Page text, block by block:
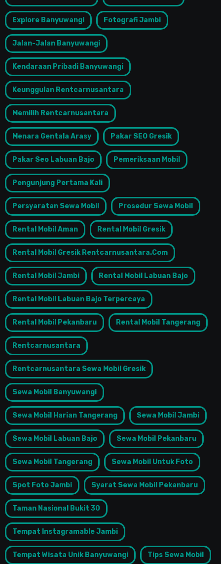
Explore Banyuwangi Fotografi Jambi
Jalan-Jalan Banyuwangi
Kendaraan Pribadi Banyuwangi
Keunggulan Rentcarnusantara
Memilih Rentcarnusantara
Menara Gentala Arasy Pakar SEO Gresik
Pakar Seo Labuan Bajo Pemeriksaan Mobil
Pengunjung Pertama Kali
Persyaratan Sewa Mobil Prosedur Sewa Mobil
Rental Mobil Aman Rental Mobil Gresik
Rental Mobil Gresik Rentcarnusantara.com
Rental Mobil Jambi Rental Mobil Labuan Bajo
Rental Mobil Labuan Bajo Terpercaya
Rental Mobil Pekanbaru Rental Mobil Tangerang
Rentcarnusantara
Rentcarnusantara Sewa Mobil Gresik
Sewa Mobil Banyuwangi
Sewa Mobil Harian Tangerang Sewa Mobil Jambi
Sewa Mobil Labuan Bajo Sewa Mobil Pekanbaru
Sewa Mobil Tangerang Sewa Mobil Untuk Foto
Spot Foto Jambi Syarat Sewa Mobil Pekanbaru
Taman Nasional Bukit 30
Tempat Instagramable Jambi
Tempat Wisata Unik Banyuwangi Tips Sewa Mobil